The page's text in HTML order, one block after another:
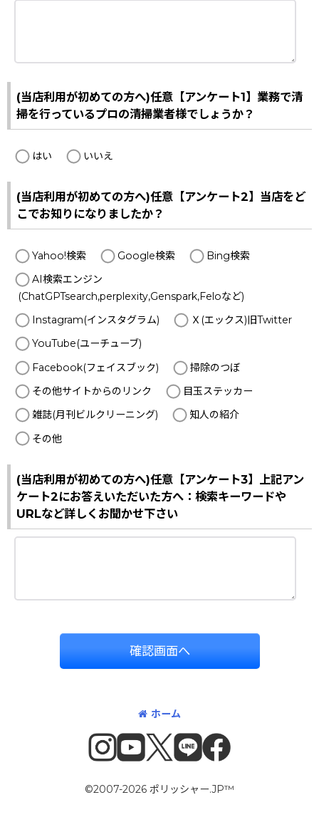
(当店利用が初めての方へ)任意【アンケート1】業務で清
掃を行っているプロの清掃業者様でしょうか？
はい いいえ
(当店利用が初めての方へ)任意【アンケート2】当店をど
こでお知りになりましたか？
Yahoo!検索 Google検索
Bing検索
AI検索エンジン
(ChatGPTsearch,perplexity,Genspark,Feloなど)
Instagram(インスタグラム)
Ｘ(エックス)旧Twitter
YouTube(ユーチューブ)
Facebook(フェイスブック)
掃除のつぼ
その他サイトからのリンク
目玉ステッカー
雑誌(月刊ビルクリーニング)
知人の紹介
その他
(当店利用が初めての方へ)任意【アンケート3】上記アン
ケート2にお答えいただいた方へ：検索キーワードや
URLなど詳しくお聞かせ下さい
確認画面へ
ホーム
©2007-2026 ポリッシャー.JP™